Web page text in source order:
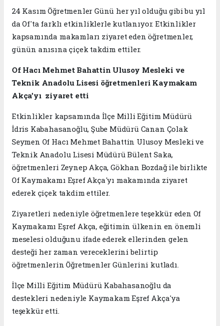
24 Kasım Öğretmenler Günü her yıl olduğu gibi bu yıl
da Of'ta farklı etkinliklerle kutlanıyor. Etkinlikler
kapsamında makamları ziyaret eden öğretmenler,
günün anısına çiçek takdim ettiler.
Of Hacı Mehmet Bahattin Ulusoy Mesleki ve
Teknik Anadolu Lisesi öğretmenleri Kaymakam
Akça'yı ziyaret etti
Etkinlikler kapsamında İlçe Milli Eğitim Müdürü
İdris Kabahasanoğlu, Şube Müdürü Canan Çolak
Seymen Of Hacı Mehmet Bahattin Ulusoy Mesleki ve
Teknik Anadolu Lisesi Müdürü Bülent Saka,
öğretmenleri Zeynep Akça, Gökhan Bozdağ ile birlikte
Of Kaymakamı Eşref Akça'yı makamında ziyaret
ederek çiçek takdim ettiler.
Ziyaretleri nedeniyle öğretmenlere teşekkür eden Of
Kaymakamı Eşref Akça, eğitimin ülkenin en önemli
meselesi olduğunu ifade ederek ellerinden gelen
desteği her zaman vereceklerini belirtip
öğretmenlerin Öğretmenler Günlerini kutladı.
İlçe Milli Eğitim Müdürü Kabahasanoğlu da
destekleri nedeniyle Kaymakam Eşref Akça'ya
teşekkür etti.